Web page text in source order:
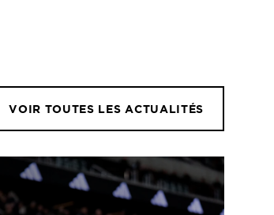
VOIR TOUTES LES ACTUALITÉS